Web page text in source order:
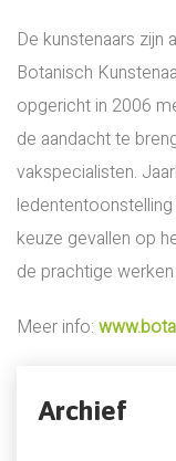
De kunstenaars zijn
Botanisch
opgericht in 2006
de aandacht te
vakspecialisten.
keuze gevallen op
de prachtige
Meer info:
Archief